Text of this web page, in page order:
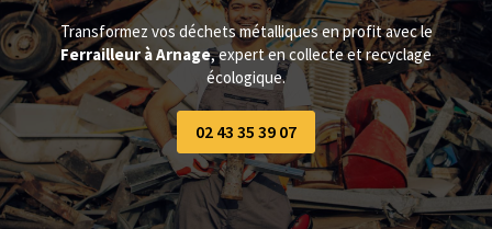
Transformez vos déchets métalliques en profit avec le
Ferrailleur à Arnage, expert en collecte et recyclage
écologique.
02 43 35 39 07